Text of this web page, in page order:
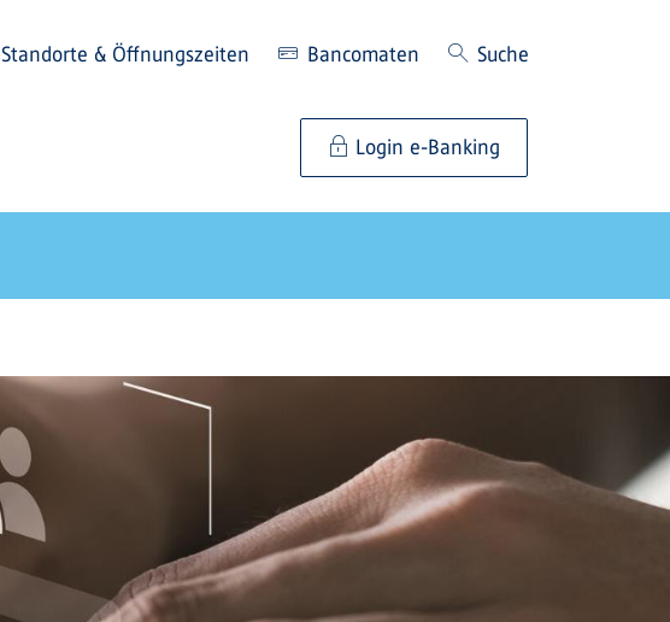
Standorte & Öffnungszeiten Bancomaten Suche
Login e-Banking